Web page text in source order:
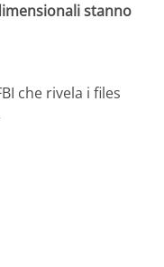
stanno
che rivela i files